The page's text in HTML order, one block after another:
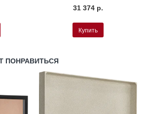
31 374 р.
Купить
ПОНРАВИТЬСЯ